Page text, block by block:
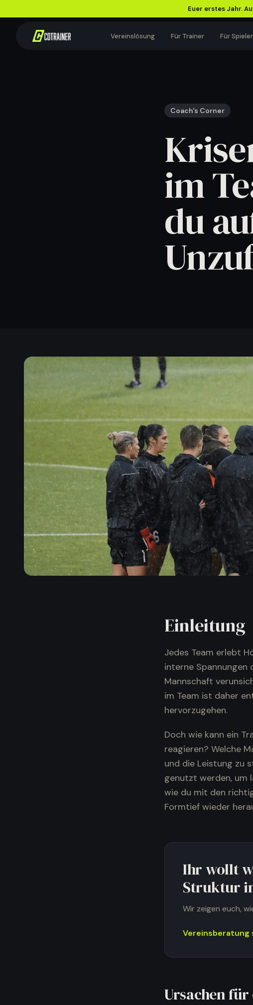
Euer erstes Jahr.
Vereinslösung Für Trainer Für
Wissen, das euren
Vereinsalltag leichter
Für Vorstand, Trainer und Teams.
Fußballvereine: Was wirklich
Coach's Corner
im
du
Einleitung
Jedes Team erlebt
interne Spannungen
Mannschaft
im Team ist daher
hervorzugehen.
Doch wie kann ein
reagieren? Welche
und die Leistung zu
genutzt werden, um
wie du mit den
Formtief wieder
Ihr wollt
Struktur
Wir zeigen euch,
Vereinsberatung
Ursachen